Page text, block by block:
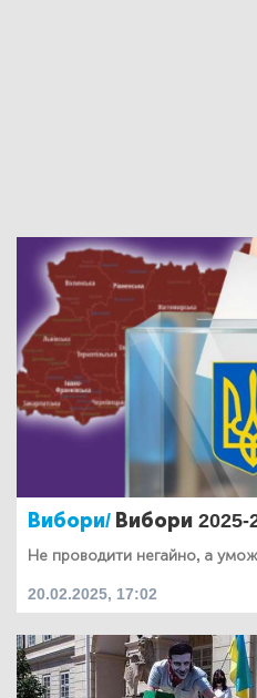
Вибори/ Вибори 2025-
Не проводити негайно, а
20.02.2025, 17:02